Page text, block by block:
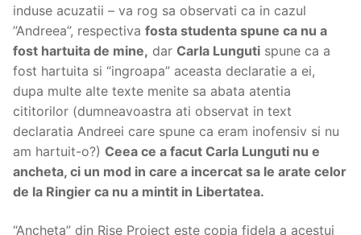
induse acuzatii – va rog sa observati ca in cazul
’’Andreea’’, respectiva fosta studenta spune ca nu a
fost hartuita de mine, dar Carla Lunguti spune ca a
fost hartuita si “ingroapa” aceasta declaratie a ei,
dupa multe alte texte menite sa abata atentia
cititorilor (dumneavoastra ati observat in text
declaratia Andreei care spune ca eram inofensiv si nu
am hartuit-o?) Ceea ce a facut Carla Lunguti nu e
ancheta, ci un mod in care a incercat sa le arate celor
de la Ringier ca nu a mintit in Libertatea.
“Ancheta” din Rise Project este copia fidela a acestui